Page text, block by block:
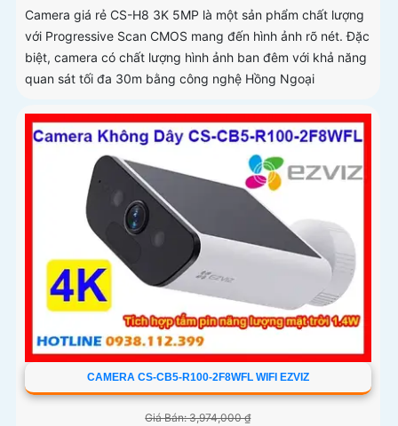
Camera giá rẻ CS-H8 3K 5MP là một sản phẩm chất lượng
với Progressive Scan CMOS mang đến hình ảnh rõ nét. Đặc
biệt, camera có chất lượng hình ảnh ban đêm với khả năng
quan sát tối đa 30m bằng công nghệ Hồng Ngoại
CAMERA CS-CB5-R100-2F8WFL WIFI EZVIZ
Giá Bán: 3,974,000 ₫